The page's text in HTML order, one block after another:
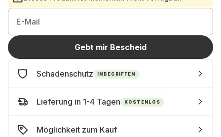
E-Mail
Gebt mir Bescheid
Schadenschutz INBEGRIFFEN
Lieferung in 1-4 Tagen KOSTENLOS
Möglichkeit zum Kauf